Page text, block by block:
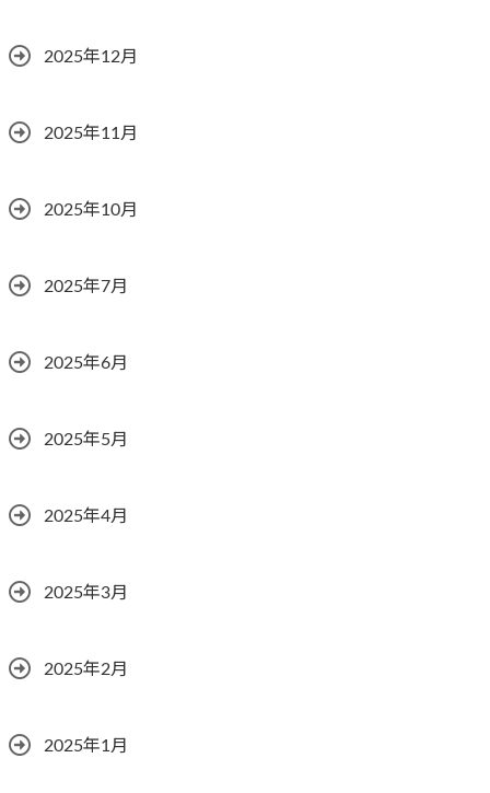
2025年12月
2025年11月
2025年10月
2025年7月
2025年6月
2025年5月
2025年4月
2025年3月
2025年2月
2025年1月